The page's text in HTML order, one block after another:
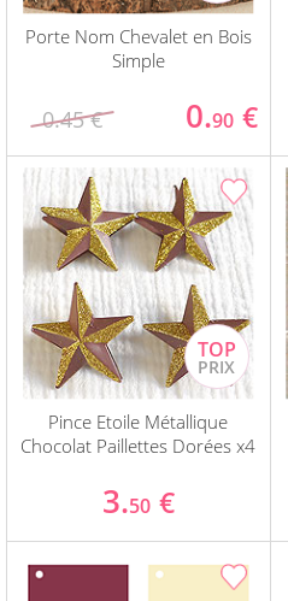
Porte Nom Chevalet en Bois
Simple
0.45 € 0.90 €
Pince Etoile Métallique
Chocolat Paillettes Dorées x4
3.50 €